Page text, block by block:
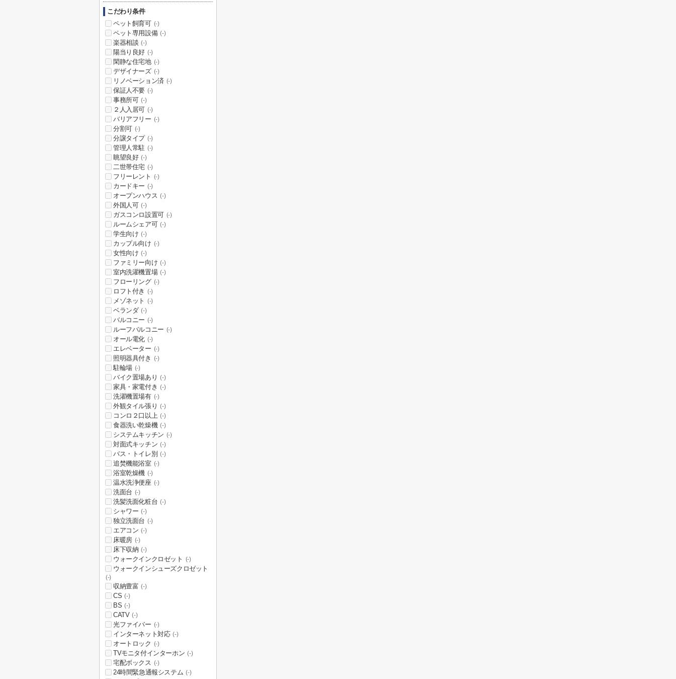
こだわり条件
ペット飼育可 (-)
ペット専用設備 (-)
楽器相談 (-)
陽当り良好 (-)
閑静な住宅地 (-)
デザイナーズ (-)
リノベーション済 (-)
保証人不要 (-)
事務所可 (-)
２人入居可 (-)
バリアフリー (-)
分割可 (-)
分譲タイプ (-)
管理人常駐 (-)
眺望良好 (-)
二世帯住宅 (-)
フリーレント (-)
カードキー (-)
オープンハウス (-)
外国人可 (-)
ガスコンロ設置可 (-)
ルームシェア可 (-)
学生向け (-)
カップル向け (-)
女性向け (-)
ファミリー向け (-)
室内洗濯機置場 (-)
フローリング (-)
ロフト付き (-)
メゾネット (-)
ベランダ (-)
バルコニー (-)
ルーフバルコニー (-)
オール電化 (-)
エレベーター (-)
照明器具付き (-)
駐輪場 (-)
バイク置場あり (-)
家具・家電付き (-)
洗濯機置場有 (-)
外観タイル張り (-)
コンロ２口以上 (-)
食器洗い乾燥機 (-)
システムキッチン (-)
対面式キッチン (-)
バス・トイレ別 (-)
追焚機能浴室 (-)
浴室乾燥機 (-)
温水洗浄便座 (-)
洗面台 (-)
洗髪洗面化粧台 (-)
シャワー (-)
独立洗面台 (-)
エアコン (-)
床暖房 (-)
床下収納 (-)
ウォークインクロゼット (-)
ウォークインシューズクロゼット
(-)
収納豊富 (-)
CS (-)
BS (-)
CATV (-)
光ファイバー (-)
インターネット対応 (-)
オートロック (-)
TVモニタ付インターホン (-)
宅配ボックス (-)
24時間緊急通報システム (-)